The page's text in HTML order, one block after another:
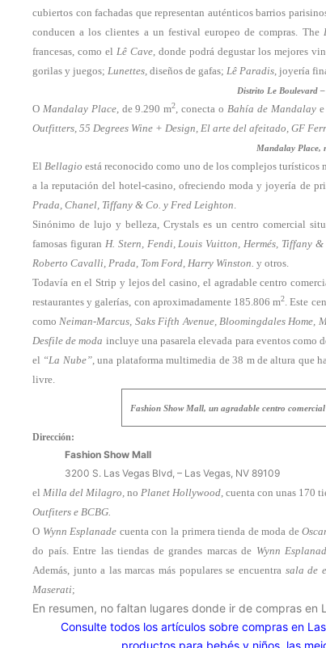
cubiertos con fachadas que representan auténticos barrios
conducen a los clientes a un festival europeo de compras. The
francesas, como el Lê Cave, donde podrá degustar los mejores
gorilas y juegos; Lunettes, diseños de gafas; Lê Paradis, joyería
Distrito Le Boulevard
O Mandalay Place, de 9.290 m2, conecta o Bahía de Mandalaye
Outfitters, 55 Degrees Wine + Design, El arte del afeitado, GF
Mandalay Place,
ElBellagio está reconocido como uno de los complejos turísticos
a la reputación del hotel-casino, ofreciendo moda y joyería de
Prada, Chanel, Tiffany & Co. y Fred Leighton.
Sinónimo de lujo y belleza, Crystals es un centro comercial
famosas figuran H. Stern, Fendi, Louis Vuitton, Hermés, Tiffany
Roberto Cavalli, Prada, Tom Ford, Harry Winston. y otros.
Todavía en el Strip y lejos del casino, el agradable centro
restaurantes y galerías, con aproximadamente 185.806 m2. Este
comoNeiman-Marcus, Saks Fifth Avenue, Bloomingdales Home,
Desfile de moda incluye una pasarela elevada para eventos como
el “La Nube”, una plataforma multimedia de 38 m de altura que
livre.
Fashion Show Mall, un agradable centro
Dirección:
Fashion Show Mall
3200 S. Las Vegas Blvd, – Las Vegas, NV 89109
el Milla del Milagro, no Planet Hollywood, cuenta con unas 170
Outfiters e BCBG.
O Wynn Esplanade cuenta con la primera tienda de moda de
do país. Entre las tiendas de grandes marcas de Wynn
Además, junto a las marcas más populares se encuentra sala de
Maserati;
En resumen, no faltan lugares donde ir de compras en
Consulte todos los artículos sobre compras en
productos para bebés y niños, las